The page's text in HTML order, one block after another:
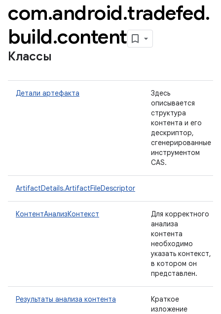
com.android.tradefed.
build.content
Классы
Детали артефакта
Здесь
описывается
структура
контента и его
дескриптор,
сгенерированные
инструментом
CAS.
ArtifactDetails.ArtifactFileDescriptor
КонтентАнализКонтекст
Для корректного
анализа
контента
необходимо
указать контекст,
в котором он
представлен.
Результаты анализа контента
Краткое
изложение